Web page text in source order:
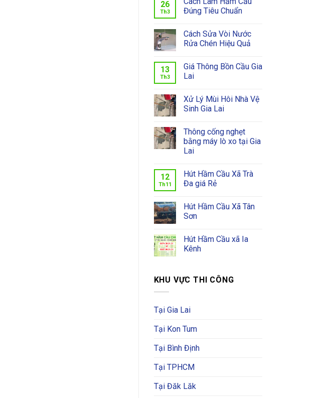
26
Th3
Đúng Tiêu Chuẩn
Cách Sửa Vòi Nước
Rửa Chén Hiệu Quả
13
Th3
Giá Thông Bồn Cầu Gia
Lai
Xử Lý Mùi Hôi Nhà Vệ
Sinh Gia Lai
Thông cống nghẹt
bằng máy lò xo tại Gia
Lai
12
Th11
Hút Hầm Cầu Xã Trà
Đa giá Rẻ
Hút Hầm Cầu Xã Tân
Sơn
Hút Hầm Cầu xã Ia
Kênh
KHU VỰC THI CÔNG
Tại Gia Lai
Tại Kon Tum
Tại Bình Định
Tại TPHCM
Tại Đăk Lăk